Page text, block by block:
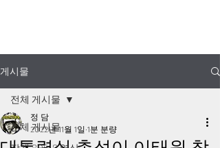
게시물
전체 게시물
전체 게시물
정 담
2022년 11월 1일 1분 분량